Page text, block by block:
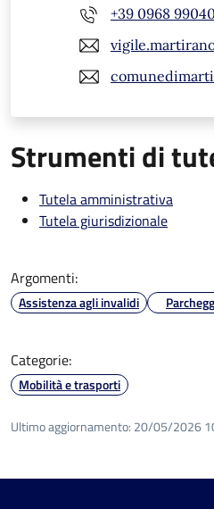
+39 0968 99040
Strumenti di
Tutela amministrativa
Tutela giurisdizionale
Argomenti:
Assistenza agli invalidi
Categorie:
Mobilità e trasporti
Ultimo aggiornamento: 20/05/2026